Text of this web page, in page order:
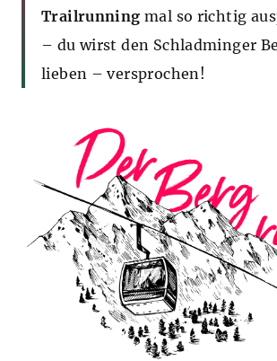
Trailrunning mal so richtig
– du wirst den Schladminger
lieben – versprochen!